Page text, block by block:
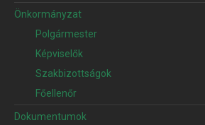
Önkormányzat
Polgármester
Képviselők
Szakbizottságok
Főellenőr
Dokumentumok